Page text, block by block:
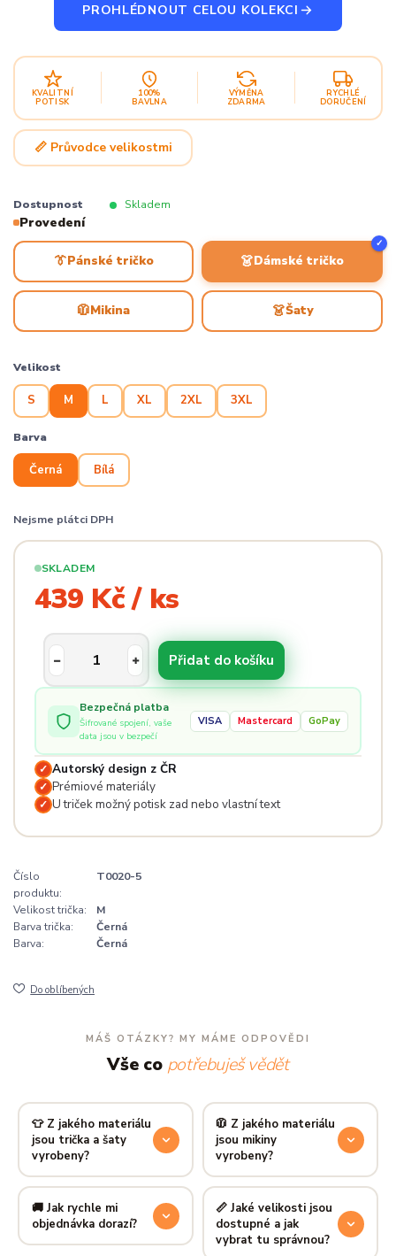
PROHLÉDNOUT CELOU KOLEKCI
KVALITNÍ
POTISK
100%
BAVLNA
VÝMĚNA
ZDARMA
RYCHLÉ
DORUČENÍ
📏 Průvodce velikostmi
Dostupnost Skladem
Provedení
👔Pánské tričko 👗Dámské tričko
✓
🧥Mikina 👗Šaty
Velikost
S M L XL 2XL 3XL
Barva
Černá Bílá
Nejsme plátci DPH
SKLADEM
439 Kč / ks
Přidat do košíku
Bezpečná platba
Šifrované spojení, vaše
data jsou v bezpečí
VISA Mastercard GoPay
✓ Autorský design z ČR
✓ Prémiové materiály
✓ U triček možný potisk zad nebo vlastní text
Číslo
produktu:
T0020-5
Velikost trička:
M
Barva trička:
Černá
Barva:
Černá
Do oblíbených
MÁŠ OTÁZKY? MY MÁME ODPOVĚDI
Vše co potřebuješ vědět
👕 Z jakého materiálu
jsou trička a šaty
vyrobeny?
Používáme prémiovou 100%
bavlnu — měkkou na dotek,
prodyšnou a odolnou.
Produkt si zachová tvar i
🧥 Z jakého materiálu
jsou mikiny
vyrobeny?
Mikiny šijeme ze směsi80 %
bavlny a 20 % polyesteru
příjemně hřejivá, pevná a
zároveň prodyšná
kombinace, která si dlouho
🚚 Jak rychle mi
objednávka dorazí?
📏 Jaké velikosti jsou
dostupné a jak
vybrat tu správnou?